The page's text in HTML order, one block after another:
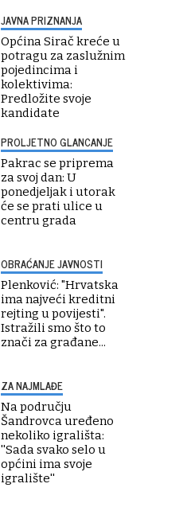
JAVNA PRIZNANJA
Općina Sirač kreće u
potragu za zaslužnim
pojedincima i
kolektivima:
Predložite svoje
kandidate
PROLJETNO GLANCANJE
Pakrac se priprema
za svoj dan: U
ponedjeljak i utorak
će se prati ulice u
centru grada
OBRAĆANJE JAVNOSTI
Plenković: "Hrvatska
ima najveći kreditni
rejting u povijesti".
Istražili smo što to
znači za građane...
ZA NAJMLAĐE
Na području
Šandrovca uređeno
nekoliko igrališta:
''Sada svako selo u
općini ima svoje
igralište''